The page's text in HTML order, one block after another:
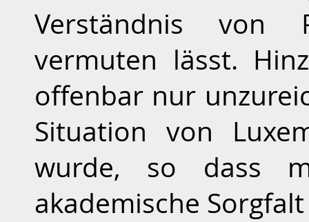
Verständnis von
vermuten lässt.
offenbar nur
Situation von
wurde, so dass
akademische